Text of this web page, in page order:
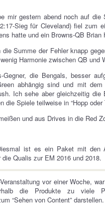
mir gestern abend noch auf
Sieg für Cleveland) fiel zum
hatte und ein Browns-QB
Summe der Fehler knapp
Harmonie zwischen QB und
die Bengals, besser
abhängig sind und mit
Ich sehe aber gleichzeitig
Spiele teilweise in “Hopp oder
und aus Drives in die Red
ist es ein Paket mit den
Qualis zur EM 2016 und 2018.
vor einer Woche,
die Produkte zu viele
“Sehen von Content” darstellen.